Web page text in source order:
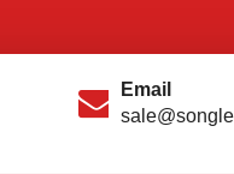
Email